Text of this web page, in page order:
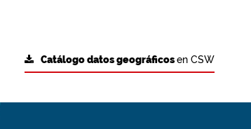
Catálogo datos geográficosen CSW